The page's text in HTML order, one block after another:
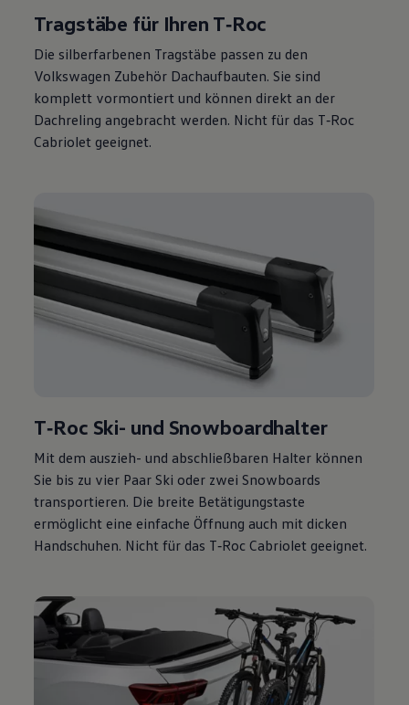
Tragstäbe für Ihren T‑Roc
Die silberfarbenen Tragstäbe passen zu den
Volkswagen Zubehör Dachaufbauten. Sie sind
komplett vormontiert und können direkt an der
Dachreling angebracht werden. Nicht für das T‑Roc
Cabriolet geeignet.
T‑Roc Ski- und Snowboardhalter
Mit dem auszieh- und abschließbaren Halter können
Sie bis zu vier Paar Ski oder zwei Snowboards
transportieren. Die breite Betätigungstaste
ermöglicht eine einfache Öffnung auch mit dicken
Handschuhen. Nicht für das T‑Roc Cabriolet geeignet.